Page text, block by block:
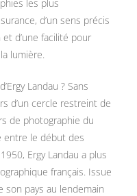
les plus
d’un sens précis
d’une facilité pour
lumière.
Landau ? Sans
d’un cercle restreint de
de photographie du
entre le début des
Ergy Landau a plus
français. Issue
son pays au lendemain